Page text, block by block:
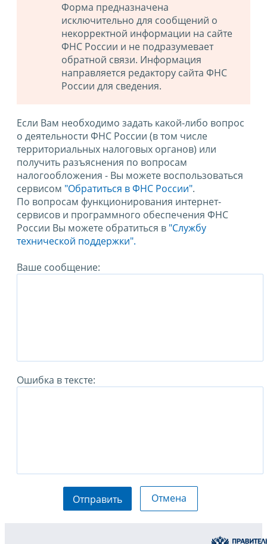
Форма предназначена
исключительно для сообщений о
некорректной информации на сайте
ФНС России и не подразумевает
обратной связи. Информация
направляется редактору сайта ФНС
России для сведения.
Если Вам необходимо задать какой-либо вопрос
о деятельности ФНС России (в том числе
территориальных налоговых органов) или
получить разъяснения по вопросам
налогообложения - Вы можете воспользоваться
сервисом "Обратиться в ФНС России".
По вопросам функционирования интернет-
сервисов и программного обеспечения ФНС
России Вы можете обратиться в "Службу
технической поддержки".
Ваше сообщение:
Ошибка в тексте:
Отправить Отмена